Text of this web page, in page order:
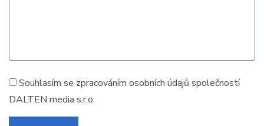
Souhlasím se zpracováním osobních údajů společností
DALTEN media s.r.o.